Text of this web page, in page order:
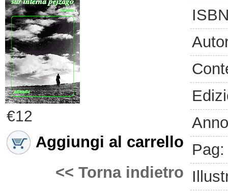
€12
Aggiungi al carrello
<< Torna indietro
Pag: